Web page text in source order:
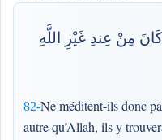
كَانَ مِنْ عِندِ غَيْرِ اللَّهِ
82-Ne méditent-ils donc
autre qu’Allah, ils y